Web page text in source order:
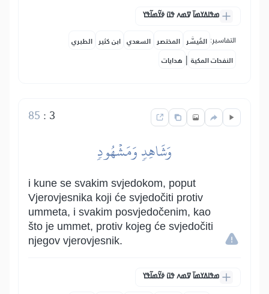
ߘߟߊߡߌߘߊ߫ ߜߘߍ ߟߎ߫ ߦߌ߬ߘߊ߬ߟߌ
التفاسير: المُيسَّر المختصر السعدي ابن كثير الطبري
النفحات المكية | هدايات
3
:
85
وَشَاهِدٖ وَمَشۡهُودٖ
i kune se svakim svjedokom, poput
Vjerovjesnika koji će svjedočiti protiv
ummeta, i svakim posvjedočenim, kao
što je ummet, protiv kojeg će svjedočiti
njegov vjerovjesnik.
ߘߟߊߡߌߘߊ߫ ߜߘߍ ߟߎ߫ ߦߌ߬ߘߊ߬ߟߌ